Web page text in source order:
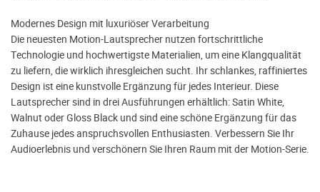
Modernes Design mit luxuriöser Verarbeitung
Die neuesten Motion-Lautsprecher nutzen fortschrittliche
Technologie und hochwertigste Materialien, um eine Klangqualität
zu liefern, die wirklich ihresgleichen sucht. Ihr schlankes, raffiniertes
Design ist eine kunstvolle Ergänzung für jedes Interieur. Diese
Lautsprecher sind in drei Ausführungen erhältlich: Satin White,
Walnut oder Gloss Black und sind eine schöne Ergänzung für das
Zuhause jedes anspruchsvollen Enthusiasten. Verbessern Sie Ihr
Audioerlebnis und verschönern Sie Ihren Raum mit der Motion-Serie.